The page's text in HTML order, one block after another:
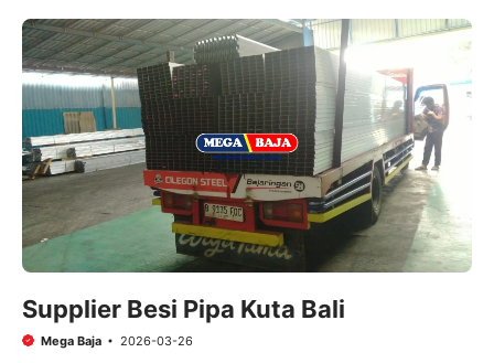
Supplier Besi Pipa Kuta Bali
Mega Baja 2026-03-26